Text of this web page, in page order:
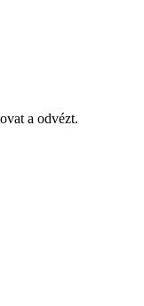
a odvézt.